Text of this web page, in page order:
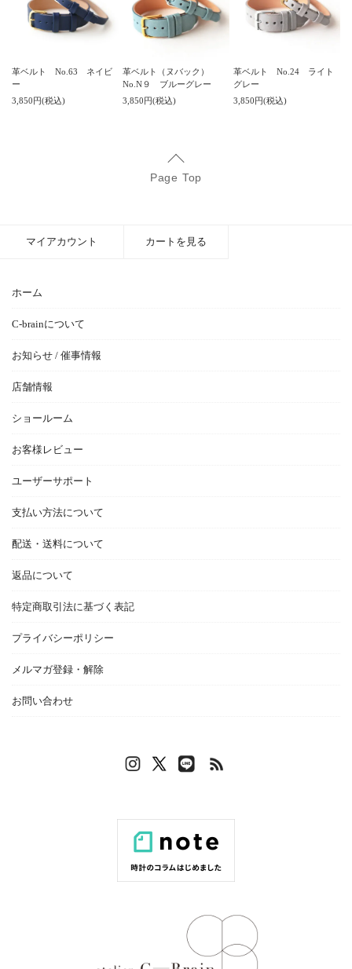
革ベルト No.63 ネイビ
ー
3,850円(税込)
革ベルト（ヌバック）
No.N９ ブルーグレー
3,850円(税込)
革ベルト No.24 ライト
グレー
3,850円(税込)
Page Top
ホーム
C-brainについて
お知らせ / 催事情報
店舗情報
ショールーム
お客様レビュー
ユーザーサポート
支払い方法について
配送・送料について
返品について
特定商取引法に基づく表記
プライバシーポリシー
メルマガ登録・解除
お問い合わせ
マイアカウント カートを見る